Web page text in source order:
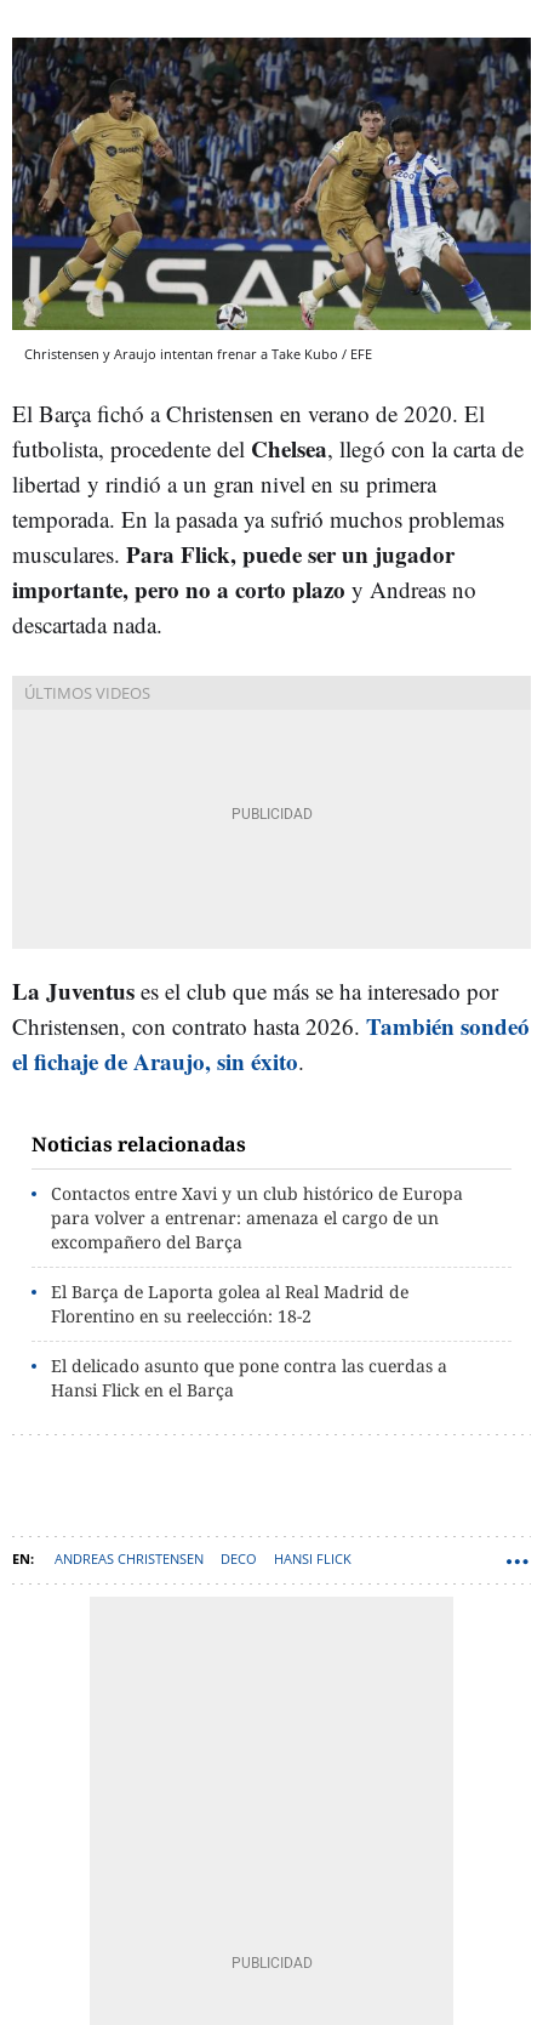
Christensen y Araujo intentan frenar a Take Kubo / EFE
El Barça fichó a Christensen en verano de 2020. El
futbolista, procedente del Chelsea, llegó con la carta de
libertad y rindió a un gran nivel en su primera
temporada. En la pasada ya sufrió muchos problemas
musculares. Para Flick, puede ser un jugador
importante, pero no a corto plazo y Andreas no
descartada nada.
La Juventus es el club que más se ha interesado por
Christensen, con contrato hasta 2026. También sondeó
el fichaje de Araujo, sin éxito.
Noticias relacionadas
Contactos entre Xavi y un club histórico de Europa
para volver a entrenar: amenaza el cargo de un
excompañero del Barça
El Barça de Laporta golea al Real Madrid de
Florentino en su reelección: 18-2
El delicado asunto que pone contra las cuerdas a
Hansi Flick en el Barça
ANDREAS CHRISTENSEN DECO HANSI FLICK